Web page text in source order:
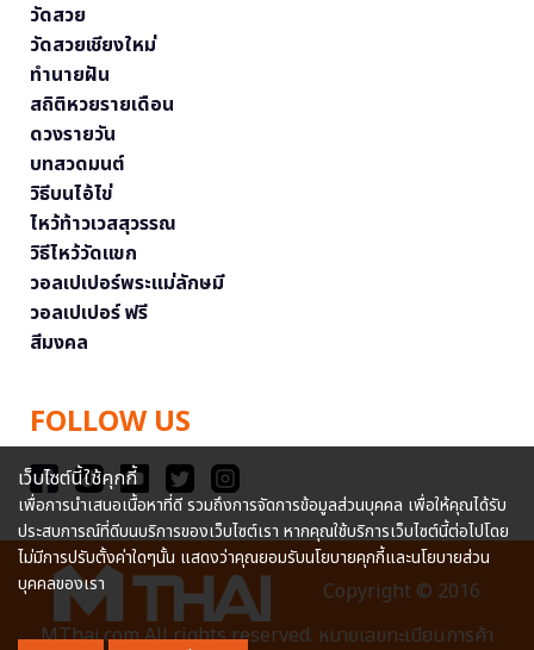
วัดสวย
วัดสวยเชียงใหม่
ทำนายฝัน
สถิติหวยรายเดือน
ดวงรายวัน
บทสวดมนต์
วิธีบนไอ้ไข่
ไหว้ท้าวเวสสุวรรณ
วิธีไหว้วัดแขก
วอลเปเปอร์พระแม่ลักษมี
วอลเปเปอร์ ฟรี
สีมงคล
FOLLOW US
Copyright © 2016
MThai.com All rights reserved. หมายเลขทะเบียนการค้า
เว็บไซต์นี้ใช้คุกกี้
เพื่อการนำเสนอเนื้อหาที่ดี รวมถึงการจัดการข้อมูลส่วนบุคคล เพื่อให้คุณได้รับ
ประสบการณ์ที่ดีบนบริการของเว็บไซต์เรา หากคุณใช้บริการเว็บไซต์นี้ต่อไปโดย
ไม่มีการปรับตั้งค่าใดๆนั้น แสดงว่าคุณยอมรับนโยบายคุกกี้และนโยบายส่วน
บุคคลของเรา